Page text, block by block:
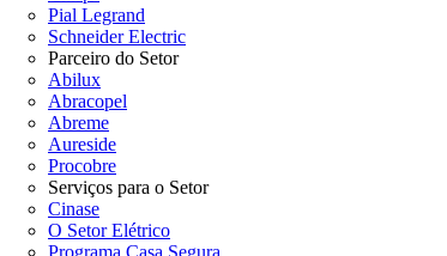
Pial Legrand
Schneider Electric
Parceiro do Setor
Abilux
Abracopel
Abreme
Aureside
Procobre
Serviços para o Setor
Cinase
O Setor Elétrico
Programa Casa Segura